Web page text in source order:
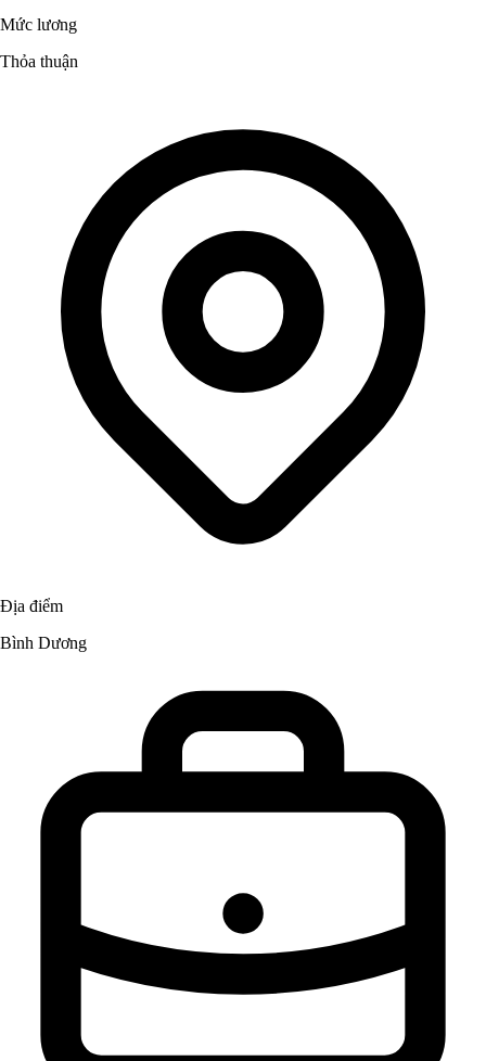
Mức lương
Thỏa thuận
Địa điểm
Bình Dương